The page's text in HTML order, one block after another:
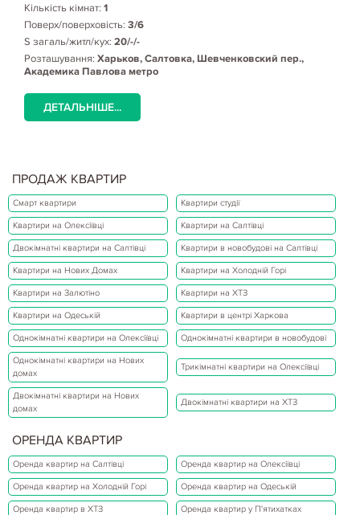
Кількість кімнат: 1
Поверх/поверховість: 3/6
S загаль/житл/кух: 20/-/-
Розташування: Харьков, Салтовка, Шевченковский пер.,
Академика Павлова метро
ДЕТАЛЬНІШЕ...
ПРОДАЖ КВАРТИР
Смарт квартири Квартири студії
Квартири на Олексіївці Квартири на Салтівці
Двокімнатні квартири на Салтівці Квартири в новобудові на Салтівці
Квартири на Нових Домах Квартири на Холодній Горі
Квартири на Залютіно Квартири на ХТЗ
Квартири на Одеській Квартири в центрі Харкова
Однокімнатні квартири на Олексіївці Однокімнатні квартири в новобудові
Однокімнатні квартири на Нових
домах
Трикімнатні квартири на Олексіївці
Двокімнатні квартири на Нових
домах
Двокімнатні квартири на ХТЗ
ОРЕНДА КВАРТИР
Оренда квартир на Салтівці Оренда квартир на Олексіївці
Оренда квартир на Холодній Горі Оренда квартир на Одеській
Оренда квартир в ХТЗ Оренда квартир у П'ятихатках